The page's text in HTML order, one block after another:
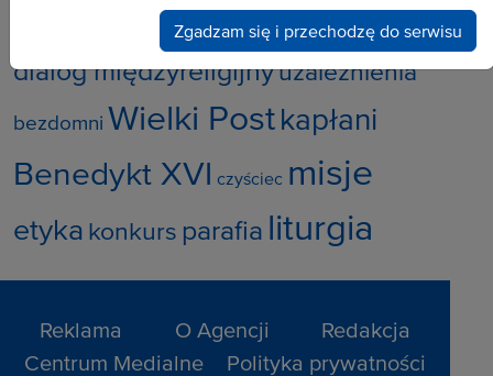
samobójstwo kontrowersje
dialog międzyreligijnyuzależnienia
bezdomni Wielki Postkapłani
Benedykt XVI czyściec misje
etyka konkurs parafia liturgia
Zgadzam się i przechodzę do serwisu
Reklama O Agencji
Redakcja
Centrum Medialne
Polityka prywatności